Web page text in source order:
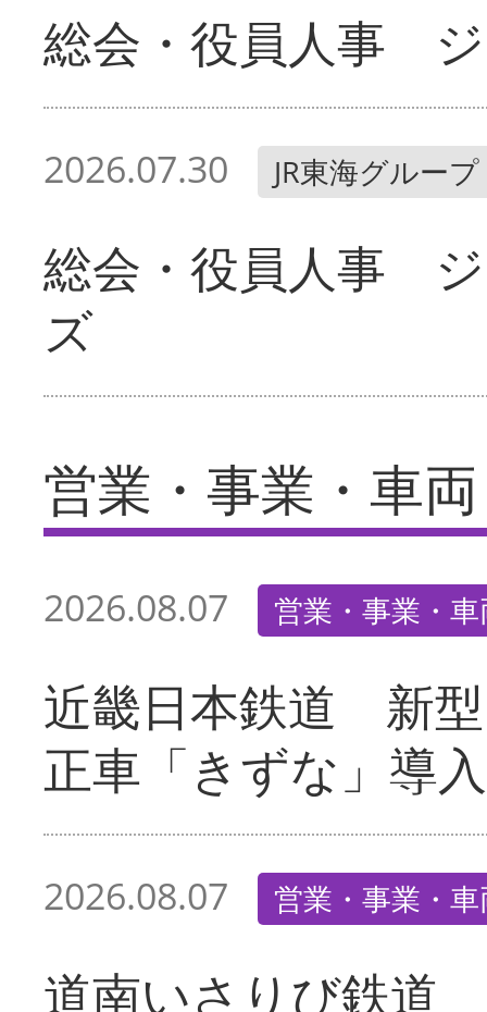
総会・役員人事
2026.07.30 JR東海グループ
総会・役員人事
ズ
営業・事業・車両
2026.08.07 営業・事業・
近畿日本鉄道 新
正車「きずな」導入
2026.08.07 営業・事業・
道南いさりび鉄道